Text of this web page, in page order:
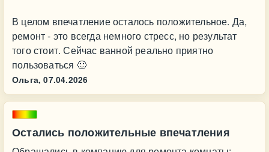
В целом впечатление осталось положительное. Да,
ремонт - это всегда немного стресс, но результат
того стоит. Сейчас ванной реально приятно
пользоваться 🙂
Ольга, 07.04.2026
Остались положительные впечатления